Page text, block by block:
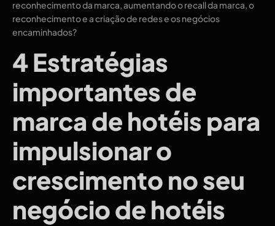
reconhecimento da marca, aumentando o recall da marca, o
reconhecimento e a criação de redes e os negócios
encaminhados?
4 Estratégias
importantes de
marca de hotéis para
impulsionar o
crescimento no seu
negócio de hotéis